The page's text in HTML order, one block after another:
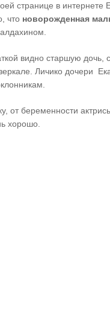
странице в интернете
что новорожденная
видно старшую дочь,
Личико дочери
от беременности
хорошо.